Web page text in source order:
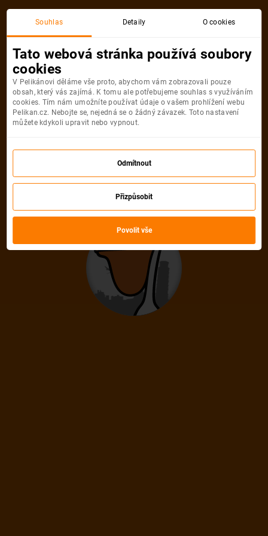
Souhlas Detaily O cookies
Tato webová stránka používá soubory
cookies
V Pelikánovi děláme vše proto, abychom vám zobrazovali pouze
obsah, který vás zajímá. K tomu ale potřebujeme souhlas s využíváním
cookies. Tím nám umožníte používat údaje o vašem prohlížení webu
Pelikan.cz. Nebojte se, nejedná se o žádný závazek. Toto nastavení
můžete kdykoli upravit nebo vypnout.
Odmítnout
Přizpůsobit
Povolit vše